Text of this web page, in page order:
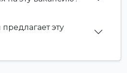
эту